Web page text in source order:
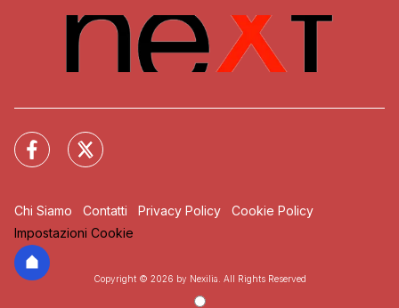
Chi Siamo Contatti Privacy Policy
Cookie Policy
Impostazioni Cookie
Copyright © 2026 by Nexilia. All Rights Reserved